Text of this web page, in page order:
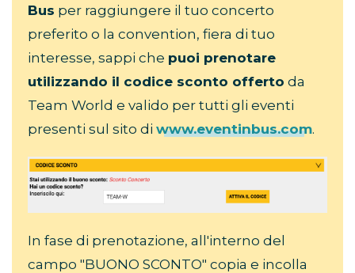
Bus per raggiungere il tuo concerto
preferito o la convention, fiera di tuo
interesse, sappi che puoi prenotare
utilizzando il codice sconto offerto da
Team World e valido per tutti gli eventi
presenti sul sito di www.eventinbus.com.
In fase di prenotazione, all'interno del
campo "BUONO SCONTO" copia e incolla